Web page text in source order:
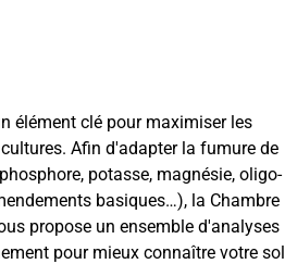
élément clé pour maximiser les
Afin d'adapter la fumure de
potasse, magnésie, oligo-
basiques…), la Chambre
propose un ensemble d'analyses
pour mieux connaître votre sol